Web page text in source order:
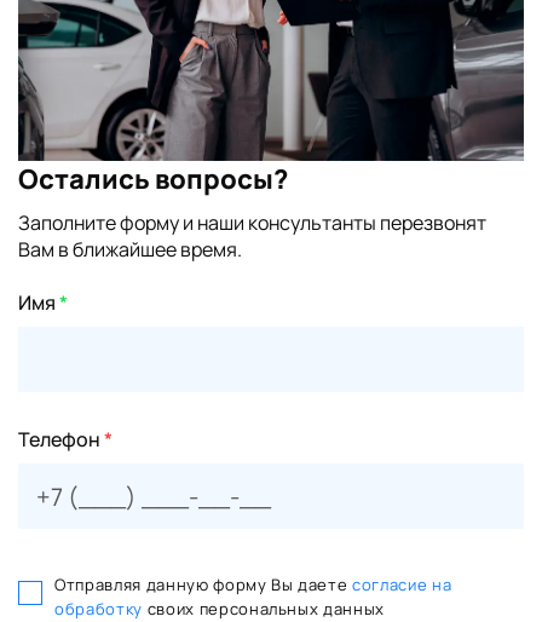
Остались вопросы?
Заполните форму и наши консультанты перезвонят
Вам в ближайшее время.
Имя*
Телефон*
Отправляя данную форму Вы даете согласие на
обработку своих персональных данных